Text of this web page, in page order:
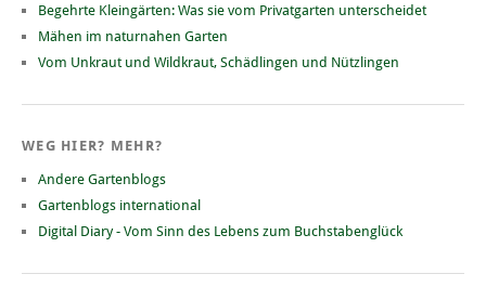
Begehrte Kleingärten: Was sie vom Privatgarten unterscheidet
Mähen im naturnahen Garten
Vom Unkraut und Wildkraut, Schädlingen und Nützlingen
WEG HIER? MEHR?
Andere Gartenblogs
Gartenblogs international
Digital Diary - Vom Sinn des Lebens zum Buchstabenglück